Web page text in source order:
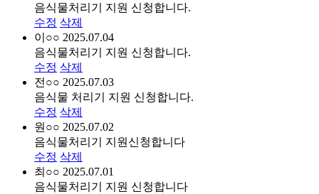
음식물처리기 지원 신청합니다.
수정 삭제
이○○ 2025.07.04
음식물처리기 지원 신청합니다.
수정 삭제
전○○ 2025.07.03
음식물 처리기 지원 신청합니다.
수정 삭제
원○○ 2025.07.02
음식물처리기 지원신청합니다
수정 삭제
최○○ 2025.07.01
음식물처리기 지원 신청합니다